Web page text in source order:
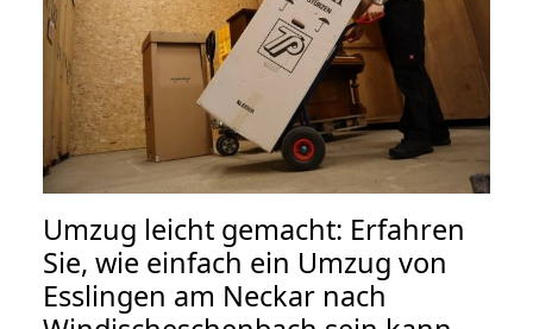
Umzug leicht gemacht: Erfahren
Sie, wie einfach ein Umzug von
Esslingen am Neckar nach